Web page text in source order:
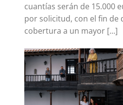
cuantías serán de 15.000
por solicitud, con el fin de
cobertura a un mayor [...]